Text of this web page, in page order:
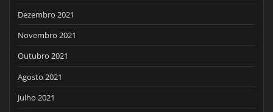
Dezembro 2021
Novembro 2021
Outubro 2021
Agosto 2021
Julho 2021